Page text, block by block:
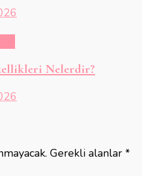
Nelerdir?
Gerekli alanlar *